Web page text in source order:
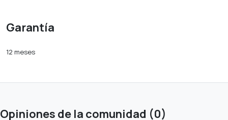
Garantía
12 meses
Opiniones de la comunidad (0)